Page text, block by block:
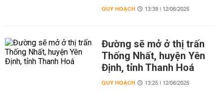
QUY HOẠCH 13:39 | 12/06/2025
Đường sẽ mở ở thị trấn
Thống Nhất, huyện Yên
Định, tỉnh Thanh Hoá
QUY HOẠCH 13:25 | 12/06/2025